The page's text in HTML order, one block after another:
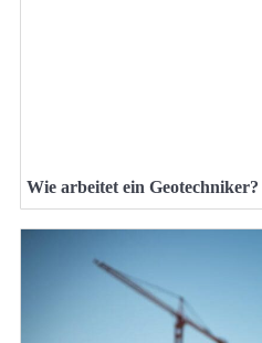
Wie arbeitet ein Geotechniker?